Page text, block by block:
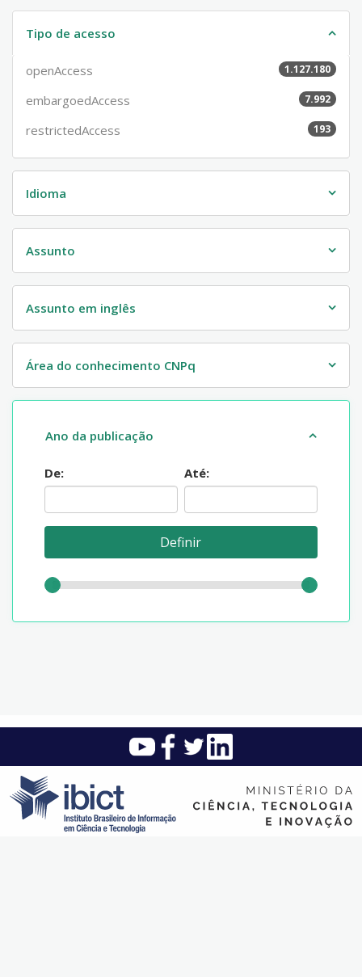
Tipo de acesso
openAccess 1.127.180
embargoedAccess 7.992
restrictedAccess 193
Idioma
Assunto
Assunto em inglês
Área do conhecimento CNPq
Ano da publicação
De: Até: